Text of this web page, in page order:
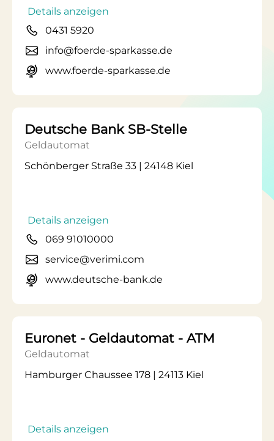
Details anzeigen
0431 5920
info@foerde-sparkasse.de
www.foerde-sparkasse.de
Deutsche Bank SB-Stelle
Geldautomat
Schönberger Straße 33 | 24148 Kiel
Details anzeigen
069 91010000
service@verimi.com
www.deutsche-bank.de
Euronet - Geldautomat - ATM
Geldautomat
Hamburger Chaussee 178 | 24113 Kiel
Details anzeigen